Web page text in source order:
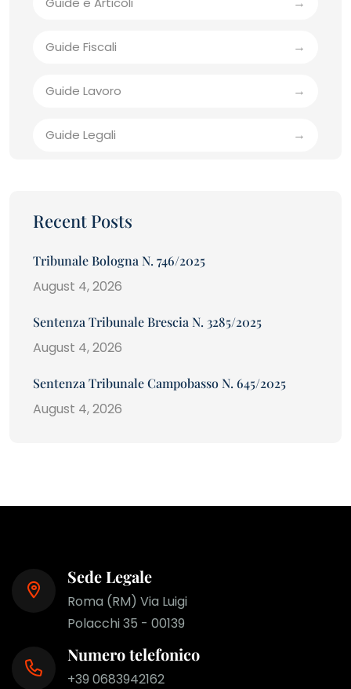
Guide Fiscali
Guide Lavoro
Guide Legali
Recent Posts
Tribunale Bologna N. 746/2025
August 4, 2026
Sentenza Tribunale Brescia N. 3285/2025
August 4, 2026
Sentenza Tribunale Campobasso N. 645/2025
August 4, 2026
Sede Legale
Roma (RM) Via Luigi
Polacchi 35 - 00139
Numero telefonico
+39 0683942162